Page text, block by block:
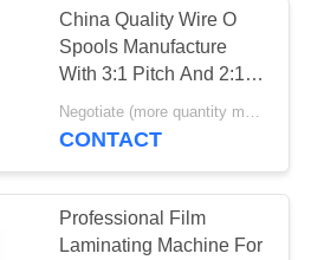
China Quality Wire O
Spools Manufacture
With 3:1 Pitch And 2:1
Pitch Used For Semi
Auto Or Automatic
Negotiate (more quantity more cheap ) MOQ:10スプール
CONTACT
Professional Film
Laminating Machine For